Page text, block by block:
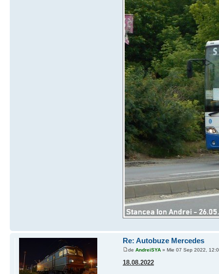
Re: Autobuze Mercedes
de AndreiSYA» Mie 07 Sep 2022,
18.08.2022